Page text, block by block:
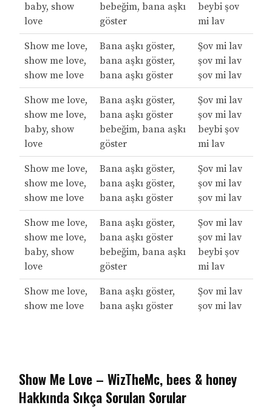
baby, show
love
bebeğim, bana aşkı
göster
beybi şov
mi lav
Show me love,
show me love,
show me love
Bana aşkı göster,
bana aşkı göster,
bana aşkı göster
Şov mi lav
şov mi lav
şov mi lav
Show me love,
show me love,
baby, show
love
Bana aşkı göster,
bana aşkı göster
bebeğim, bana aşkı
göster
Şov mi lav
şov mi lav
beybi şov
mi lav
Show me love,
show me love,
show me love
Bana aşkı göster,
bana aşkı göster,
bana aşkı göster
Şov mi lav
şov mi lav
şov mi lav
Show me love,
show me love,
baby, show
love
Bana aşkı göster,
bana aşkı göster
bebeğim, bana aşkı
göster
Şov mi lav
şov mi lav
beybi şov
mi lav
Show me love,
show me love
Bana aşkı göster,
bana aşkı göster
Şov mi lav
şov mi lav
Show Me Love – WizTheMc, bees & honey
Hakkında Sıkça Sorulan Sorular